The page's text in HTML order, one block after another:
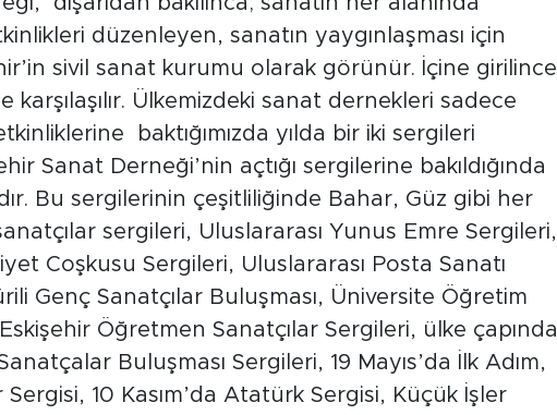
düzenleyen, sanatın yaygınlaşması için
sivil sanat kurumu olarak görünür. İçine girilince
karşılaşılır. Ülkemizdeki sanat dernekleri sadece
baktığımızda yılda bir iki sergileri
Sanat Derneği’nin açtığı sergilerine bakıldığında
Bu sergilerinin çeşitliliğinde Bahar, Güz gibi her
sergileri, Uluslararası Yunus Emre Sergileri,
Coşkusu Sergileri, Uluslararası Posta Sanatı
Genç Sanatçılar Buluşması, Üniversite Öğretim
Öğretmen Sanatçılar Sergileri, ülke çapında
Buluşması Sergileri, 19 Mayıs’da İlk Adım,
10 Kasım’da Atatürk Sergisi, Küçük İşler